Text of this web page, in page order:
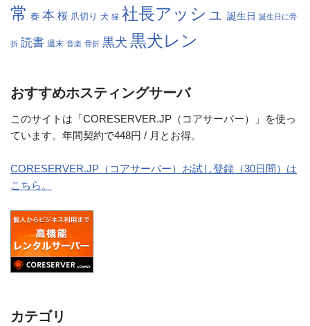
常 春 本 桜 爪切り 犬 猫 社長アッシュ 誕生日 誕生日に骨
折 読書 週末 音楽 骨折 黒犬 黒犬レン
おすすめホスティングサーバ
このサイトは「CORESERVER.JP（コアサーバー）」を使っ
ています。年間契約で448円 / 月とお得。
CORESERVER.JP（コアサーバー）お試し登録（30日間）は
こちら。
カテゴリ